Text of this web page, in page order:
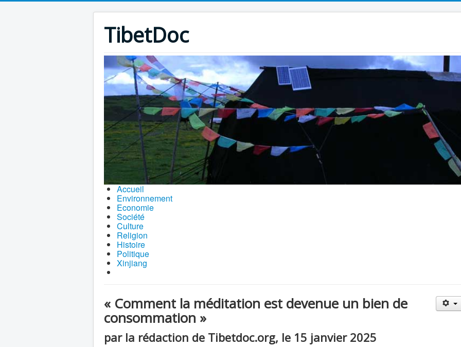
TibetDoc
Accueil
Environnement
Economie
Société
Culture
Religion
Histoire
Politique
Xinjiang
« Comment la méditation est devenue un bien de
consommation »
par la rédaction de Tibetdoc.org, le 15 janvier 2025